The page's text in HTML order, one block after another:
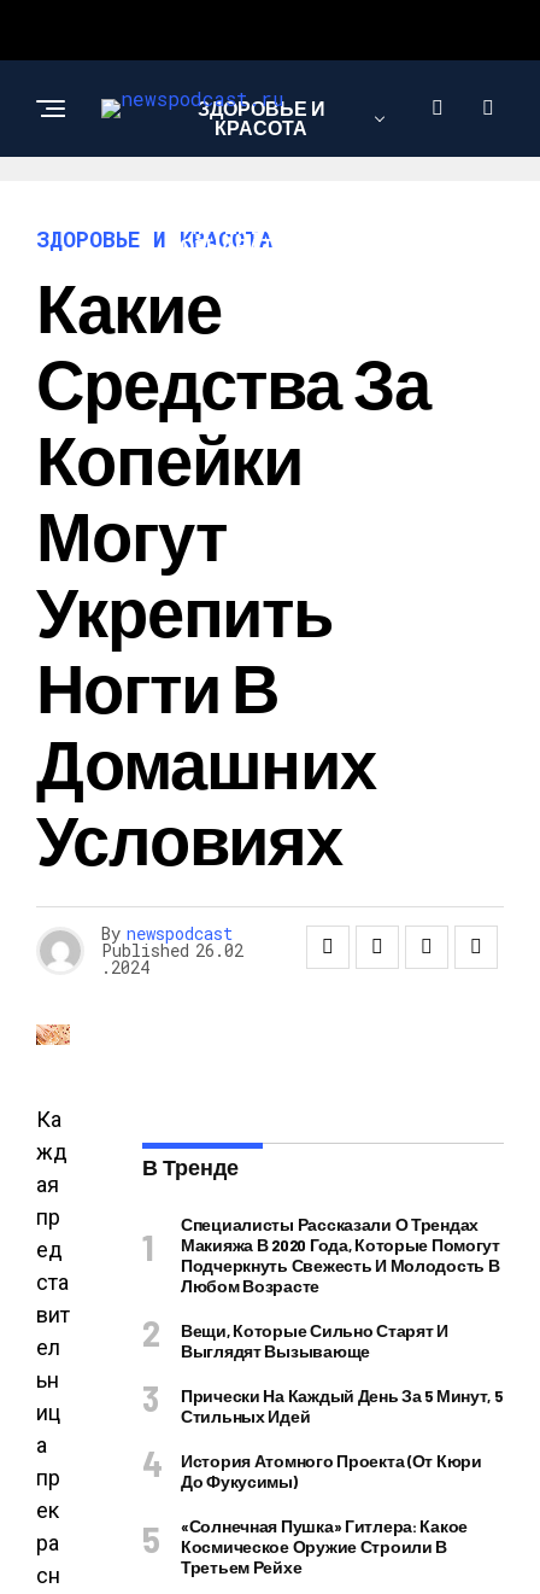
ЗДОРОВЬЕ И
КРАСОТА
ИНТЕРЕСНОЕ И
ПОЗНАВАТЕЛЬНОЕ
ЗДОРОВЬЕ И КРАСОТА
Какие
Средства За
Копейки
Могут
Укрепить
Ногти В
Домашних
Условиях
By newspodcast
Published 26.02
.2024
Ка
жд
ая
пр
ед
ста
вит
ел
ьн
иц
а
пр
ек
ра
сн
В Тренде
Специалисты Рассказали О Трендах
Макияжа В 2020 Года, Которые Помогут
Подчеркнуть Свежесть И Молодость В
Любом Возрасте
Вещи, Которые Сильно Старят И
Выглядят Вызывающе
Прически На Каждый День За 5 Минут, 5
Стильных Идей
История Атомного Проекта (от Кюри
До Фукусимы)
«Солнечная Пушка» Гитлера: Какое
Космическое Оружие Строили В
Третьем Рейхе